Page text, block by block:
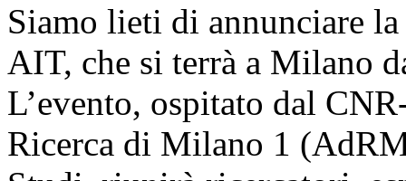
Siamo lieti di annunciare
AIT, che si terrà a Milano
L’evento, ospitato dal
Ricerca di Milano 1